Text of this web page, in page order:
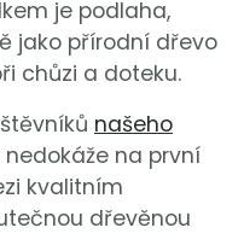
je podlaha,
jako přírodní dřevo
chůzi a doteku.
našeho
nedokáže na první
kvalitním
dřevěnou